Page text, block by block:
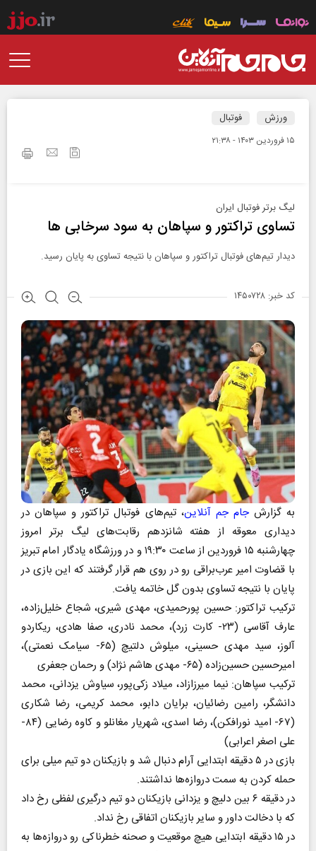
ورزش فوتبال
۱۵ فروردين ۱۴۰۳ - ۲۱:۳۸
لیگ برتر فوتبال ایران
تساوی تراکتور و سپاهان به سود سرخابی ها
دیدار تیم‌های فوتبال تراکتور و سپاهان با نتیجه تساوی به پایان رسید.
کد خبر: ۱۴۵۰۷۲۸
به گزارشجام جم آنلاین، تیم‌های فوتبال تراکتور و سپاهان در
دیداری معوقه از هفته شانزدهم رقابت‌های لیگ برتر امروز
چهارشنبه ۱۵ فروردین از ساعت ۱۹:۳۰ و در ورزشگاه یادگار امام تبریز
با قضاوت امیر عرب‌براقی رو در روی هم قرار گرفتند که این بازی در
پایان با نتیجه تساوی بدون گل خاتمه یافت.
ترکیب تراکتور: حسین پورحمیدی، مهدی شیری، شجاع خلیل‌زاده،
عارف آقاسی (۲۳- کارت زرد)، محمد نادری، صفا هادی، ریکاردو
آلوز، سید مهدی حسینی، میلوش دلتیچ (۶۵- سیامک نعمتی)،
امیرحسین حسین‌زاده (۶۵- مهدی هاشم نژاد) و رحمان جعفری
ترکیب سپاهان: نیما میرزازاد، میلاد زکی‌پور، سیاوش یزدانی، محمد
دانشگر، رامین رضائیان، برایان دابو، محمد کریمی، رضا شکاری
(۶۷- امید نورافکن)، رضا اسدی، شهریار مغانلو و کاوه رضایی (۸۴-
علی اصغر اعرابی)
بازی در ۵ دقیقه ابتدایی آرام دنبال شد و بازیکنان دو تیم میلی برای
حمله کردن به سمت دروازه‌ها نداشتند.
در دقیقه ۶ بین دلیچ و یزدانی بازیکنان دو تیم درگیری لفظی رخ داد
که با دخالت داور و سایر بازیکنان اتفاقی رخ نداد.
در ۱۵ دقیقه ابتدایی هیچ موقعیت و صحنه خطرناکی رو دروازه‌ها به